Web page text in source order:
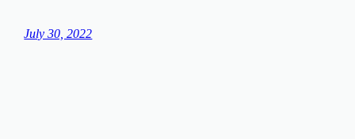
July 30, 2022